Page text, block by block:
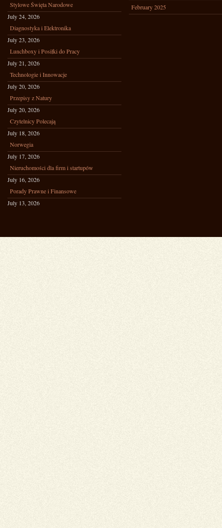
Stylowe Święta Narodowe
July 24, 2026
Diagnostyka i Elektronika
July 23, 2026
Lunchboxy i Posiłki do Pracy
July 21, 2026
Technologie i Innowacje
July 20, 2026
Przepisy z Natury
July 20, 2026
Czytelnicy Polecają
July 18, 2026
Norwegia
July 17, 2026
Nieruchomości dla firm i startupów
July 16, 2026
Porady Prawne i Finansowe
July 13, 2026
February 2025